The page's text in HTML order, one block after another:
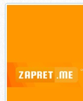
Проф.психология и